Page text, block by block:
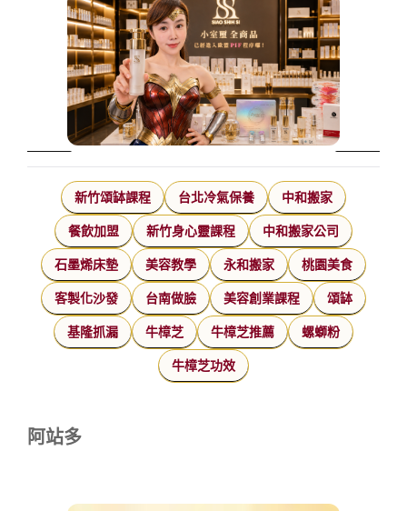
新竹頌缽課程 台北冷氣保養 中和搬家
餐飲加盟 新竹身心靈課程 中和搬家公司
石墨烯床墊 美容教學 永和搬家 桃園美食
客製化沙發 台南做臉 美容創業課程 頌缽
基隆抓漏 牛樟芝 牛樟芝推薦 螺螄粉
牛樟芝功效
阿站多